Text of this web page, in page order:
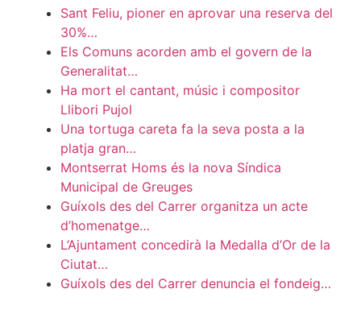
Sant Feliu, pioner en aprovar una reserva del
30%…
Els Comuns acorden amb el govern de la
Generalitat…
Ha mort el cantant, músic i compositor
Llibori Pujol
Una tortuga careta fa la seva posta a la
platja gran…
Montserrat Homs és la nova Síndica
Municipal de Greuges
Guíxols des del Carrer organitza un acte
d’homenatge…
L’Ajuntament concedirà la Medalla d’Or de la
Ciutat…
Guíxols des del Carrer denuncia el fondeig…